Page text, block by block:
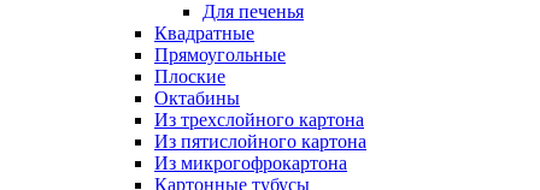
Для печенья
Квадратные
Прямоугольные
Плоские
Октабины
Из трехслойного картона
Из пятислойного картона
Из микрогофрокартона
Картонные тубусы